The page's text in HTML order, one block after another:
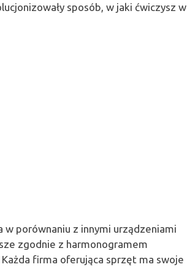
sposób, w jaki ćwiczysz w
porównaniu z innymi urządzeniami
zgodnie z harmonogramem
firma oferująca sprzęt ma swoje